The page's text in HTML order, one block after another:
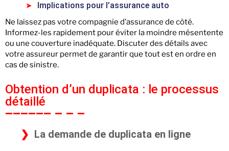
Implications pour l’assurance auto
Ne laissez pas votre compagnie d’assurance de côté.
Informez-les rapidement pour éviter la moindre mésentente
ou une couverture inadéquate. Discuter des détails avec
votre assureur permet de garantir que tout est en ordre en
cas de sinistre.
Obtention d’un duplicata : le processus
détaillé
La demande de duplicata en ligne